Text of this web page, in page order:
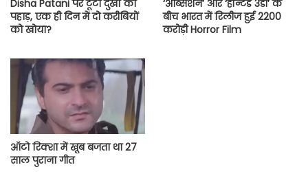
Disha Patani पर टूटा दुखों का
पहाड़, एक ही दिन में दो करीबियों
को खोया?
‘ऑब्सेशन’ और ‘हॉन्टेड 3डी’ के
बीच भारत में रिलीज हुई 2200
करोड़ी Horror Film
ऑटो रिक्शा में खूब बजता था 27
साल पुराना गीत